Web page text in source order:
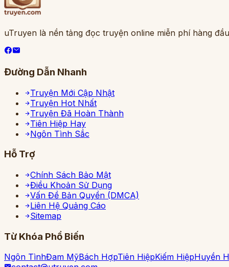
uTruyen là nền tảng đọc truyện online miễn phí hàng
Đường Dẫn Nhanh
Truyện Mới Cập Nhật
Truyện Hot Nhất
Truyện Đã Hoàn Thành
Tiên Hiệp Hay
Ngôn Tình Sắc
Hỗ Trợ
Chính Sách Bảo Mật
Điều Khoản Sử Dụng
Vấn Đề Bản Quyền (DMCA)
Liên Hệ Quảng Cáo
Sitemap
Từ Khóa Phổ Biến
Ngôn TìnhĐam MỹBách HợpTiên HiệpKiếm HiệpHuyền